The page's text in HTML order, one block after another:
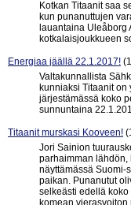
Kotkan Titaanit saa
kun punanuttujen
lauantaina Uleåborg
kotkalaisjoukkueen
Energiaa jäällä 22.1.2017!
Valtakunnallista
kunniaksi Titaanit
järjestämässä koko
sunnuntaina
Titaanit murskasi Kooveen!
Jori Sainion
parhaimman lähdön,
näyttämässä
paikan. Punanutut
selkeästi edellä
komean vierasvoiton